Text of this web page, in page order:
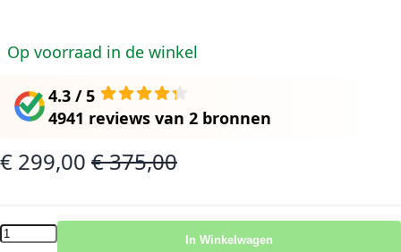
Op voorraad in de winkel
4.3 / 5
4941 reviews van 2 bronnen
Speciale prijs
€ 299,00 Normale prijs
€ 375,00
In Winkelwagen